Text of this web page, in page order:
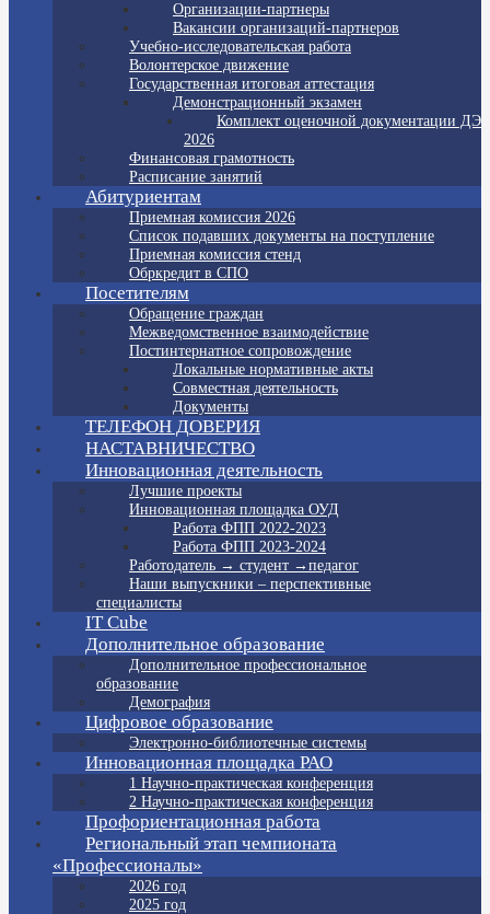
Организации-партнеры
Вакансии организаций-партнеров
Учебно-исследовательская работа
Волонтерское движение
Государственная итоговая аттестация
Демонстрационный экзамен
Комплект оценочной документации ДЭ
2026
Финансовая грамотность
Расписание занятий
Абитуриентам
Приемная комиссия 2026
Список подавших документы на поступление
Приемная комиссия стенд
Обркредит в СПО
Посетителям
Обращение граждан
Межведомственное взаимодействие
Постинтернатное сопровождение
Локальные нормативные акты
Совместная деятельность
Документы
ТЕЛЕФОН ДОВЕРИЯ
НАСТАВНИЧЕСТВО
Инновационная деятельность
Лучшие проекты
Инновационная площадка ОУД
Работа ФПП 2022-2023
Работа ФПП 2023-2024
Работодатель → студент →педагог
Наши выпускники – перспективные
специалисты
IT Cube
Дополнительное образование
Дополнительное профессиональное
образование
Демография
Цифровое образование
Электронно-библиотечные системы
Инновационная площадка РАО
1 Научно-практическая конференция
2 Научно-практическая конференция
Профориентационная работа
Региональный этап чемпионата
«Профессионалы»
2026 год
2025 год